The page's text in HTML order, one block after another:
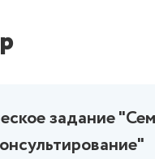
задание